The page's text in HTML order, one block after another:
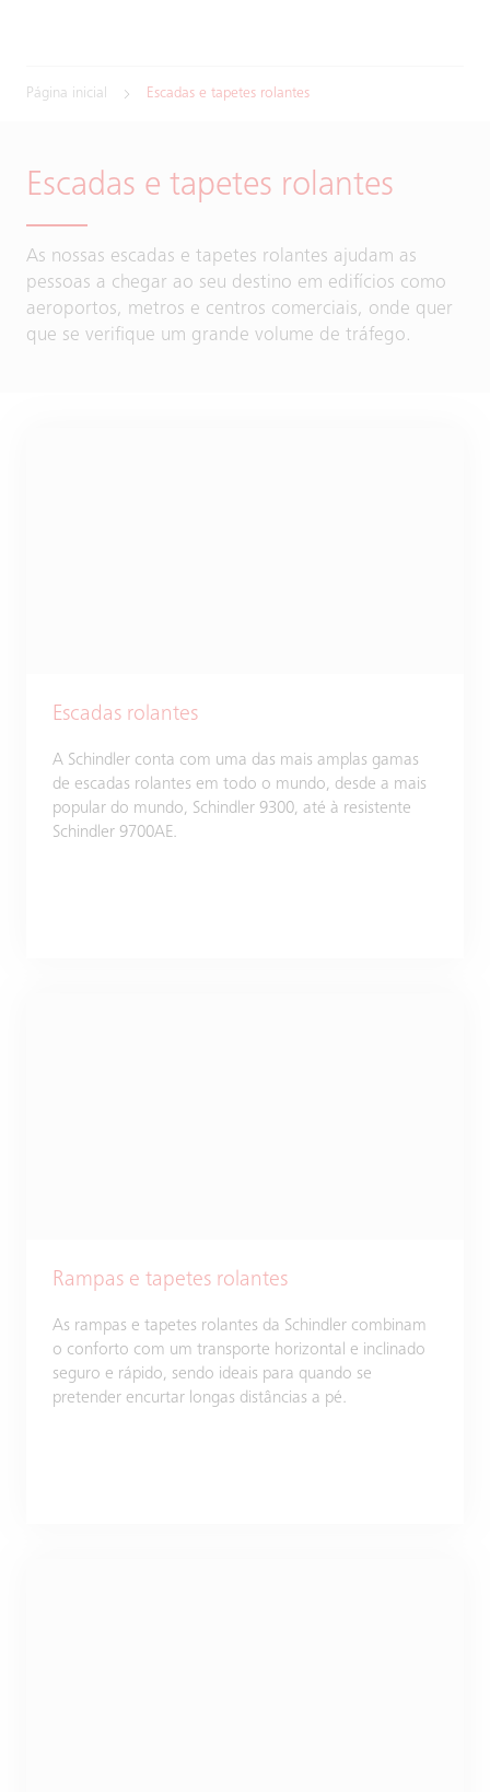
Página inicial Escadas e tapetes rolantes
Escadas e tapetes rolantes
As nossas escadas e tapetes rolantes ajudam as
pessoas a chegar ao seu destino em edifícios como
aeroportos, metros e centros comerciais, onde quer
que se verifique um grande volume de tráfego.
Escadas rolantes
A Schindler conta com uma das mais amplas gamas
de escadas rolantes em todo o mundo, desde a mais
popular do mundo, Schindler 9300, até à resistente
Schindler 9700AE.
Rampas e tapetes rolantes
As rampas e tapetes rolantes da Schindler combinam
o conforto com um transporte horizontal e inclinado
seguro e rápido, sendo ideais para quando se
pretender encurtar longas distâncias a pé.